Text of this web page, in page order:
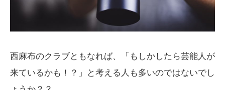
西麻布のクラブともなれば、「もしかしたら芸能人が
来ているかも！？」と考える人も多いのではないでし